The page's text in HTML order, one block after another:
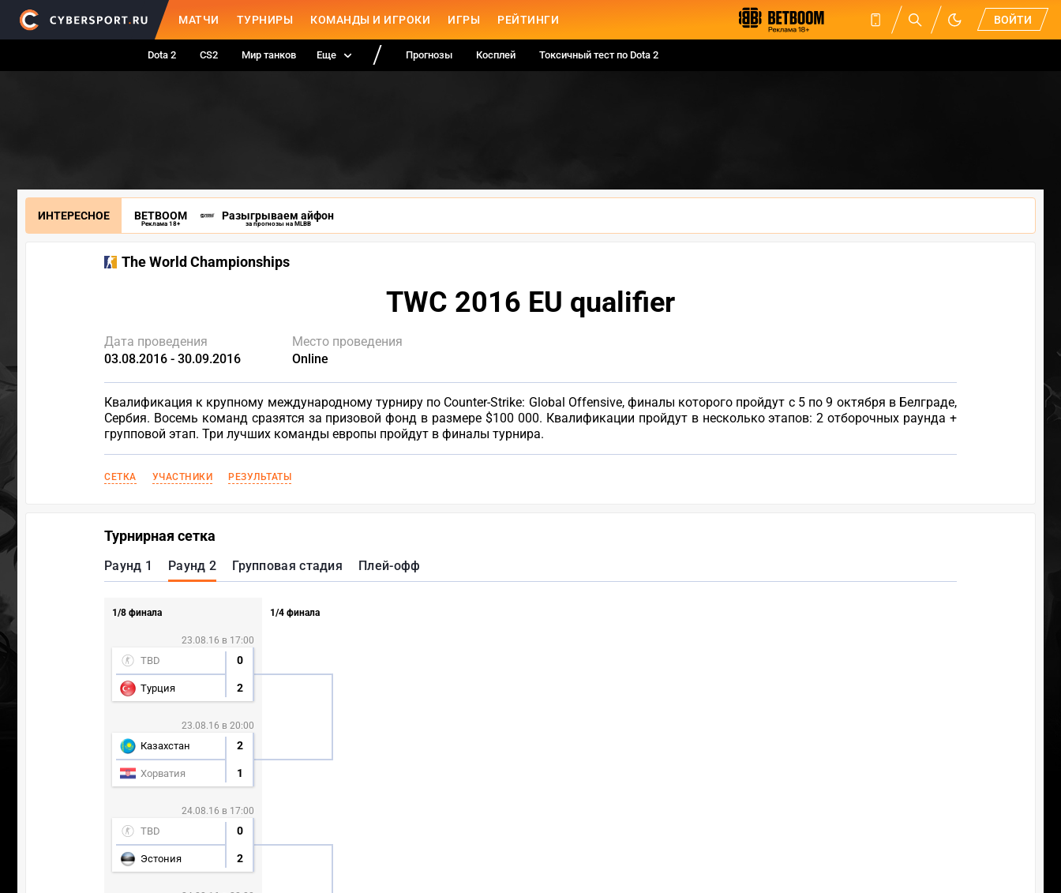
МАТЧИ ТУРНИРЫ КОМАНДЫ И ИГРОКИ ИГРЫ РЕЙТИНГИ ВОЙТИ
Dota 2 CS2 Мир танков Еще Прогнозы Косплей Токсичный тест по Dota 2
ИНТЕРЕСНОЕ BETBOOM
Реклама 18+
Разыгрываем айфон
за прогнозы на MLBB
The World Championships
TWC 2016 EU qualifier
Дата проведения
03.08.2016 - 30.09.2016
Место проведения
Online
Квалификация к крупному международному турниру по Counter-Strike: Global Offensive, финалы которого пройдут с 5 по 9 октября в Белграде,
Сербия. Восемь команд сразятся за призовой фонд в размере $100 000. Квалификации пройдут в несколько этапов: 2 отборочных раунда +
групповой этап. Три лучших команды европы пройдут в финалы турнира.
СЕТКА УЧАСТНИКИ РЕЗУЛЬТАТЫ
Турнирная сетка
Раунд 1 Раунд 2 Групповая стадия Плей-офф
1/8 финала
23.08.16 в 17:00
TBD 0
Турция 2
23.08.16 в 20:00
Казахстан 2
Хорватия 1
24.08.16 в 17:00
TBD 0
Эстония 2
1/4 финала